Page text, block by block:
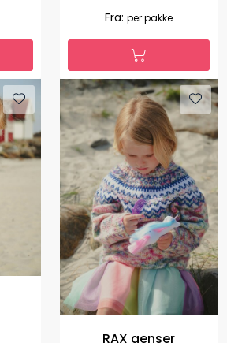
Fra: per pakke
RAX genser